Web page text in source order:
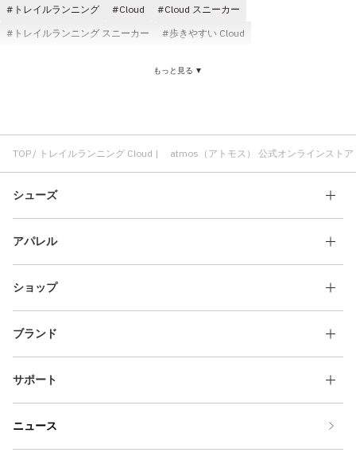
トレイルランニング Cloud
Cloud スニーカー
トレイルランニング スニーカー
歩きやすい Cloud
もっと見る ▼
TOP トレイルランニング Cloud | atmos（アトモス） 公式オンラインストア
シューズ
アパレル
ショップ
ブランド
サポート
ニュース